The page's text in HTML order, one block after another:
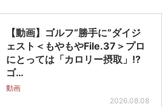
【動画】ゴルフ“勝手に”ダイジ
ェスト＜もやもやFile.37＞プロ
にとっては「カロリー摂取」!?
ゴ…
動画
2026.08.08